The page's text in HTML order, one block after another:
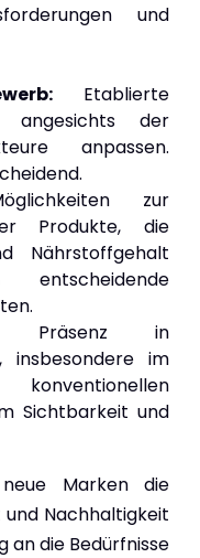
und
Etablierte
angesichts der
anpassen.
zur
Produkte, die
Nährstoffgehalt
entscheidende
in
insbesondere im
Sichtbarkeit und
Marken die
Nachhaltigkeit
an die Bedürfnisse